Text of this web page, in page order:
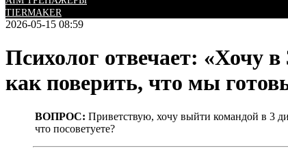
TIERMAKER
2026-05-15 08:59
Психолог отвечает: «Хочу
как поверить, что мы
ВОПРОС: Приветствую, хочу выйти командой в 3
что посоветуете?